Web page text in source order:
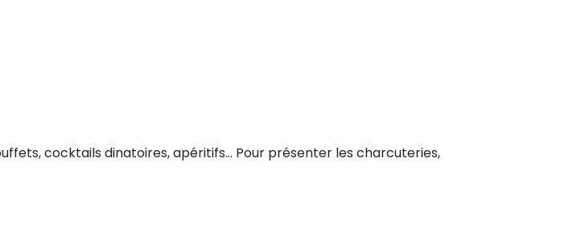
cocktails dinatoires, apéritifs… Pour présenter les charcuteries,